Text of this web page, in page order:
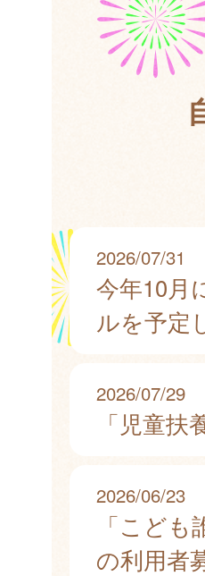
2026/07/31
今年10月
ルを予定
2026/07/29
「児童
2026/06/23
「こど
の利用者